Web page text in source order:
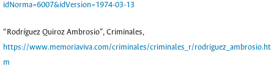
idNorma=6007&idVersion=1974-03-13
“Rodríguez Quiroz Ambrosio”, Criminales,
https://www.memoriaviva.com/criminales/criminales_r/rodriguez_ambrosio.ht
m